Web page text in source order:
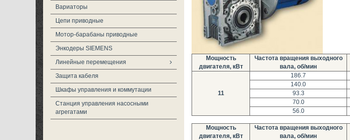
Вариаторы
Цепи приводные
Мотор-барабаны приводные
Энкодеры SIEMENS
Линейные перемещения
Защита кабеля
Шкафы управления и коммутации
Станция управления насосными
агрегатами
Мощность
двигателя, кВт
Частота вращения выходного
вала, об/мин
11
186.7
140.0
93.3
70.0
56.0
Мощность
двигателя, кВт
Частота вращения выходного
вала, об/мин